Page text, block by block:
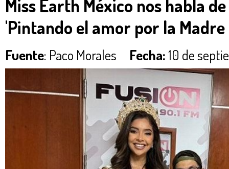
Miss Earth México nos habla
'Pintando el amor por la
Fuente: Paco Morales Fecha:10 de